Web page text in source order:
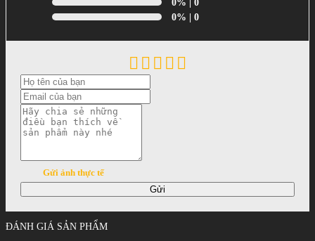
0% | 0
0% | 0
Gửi ảnh thực tế
Gửi
ĐÁNH GIÁ SẢN PHẨM